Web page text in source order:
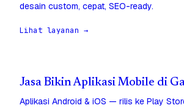
desain custom, cepat, SEO-ready.
Lihat layanan →
Jasa Bikin Aplikasi Mobile di
Aplikasi Android & iOS — rilis ke Play